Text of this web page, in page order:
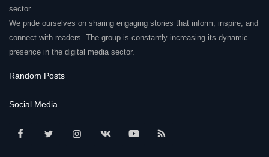
sector.
We pride ourselves on sharing engaging stories that inform, inspire, and
connect with readers. The group is constantly increasing its dynamic
presence in the digital media sector.
Random Posts
Social Media